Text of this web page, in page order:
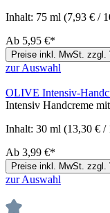
Inhalt: 75 ml (7,93 € /
Ab 5,95 €*
Preise inkl. MwSt. zzgl.
zur Auswahl
OLIVE Intensiv-
Intensiv Handcreme
Inhalt: 30 ml (13,30 € /
Ab 3,99 €*
Preise inkl. MwSt. zzgl.
zur Auswahl